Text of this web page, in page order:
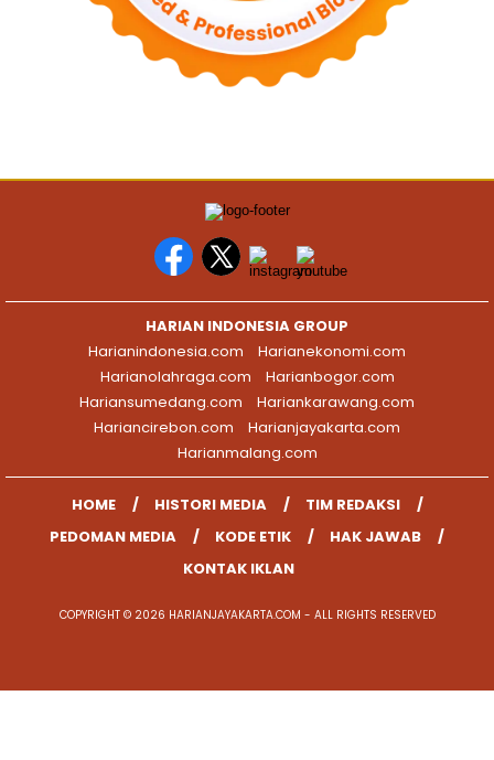
HARIAN INDONESIA GROUP
Harianindonesia.com
Harianekonomi.com
Harianolahraga.com
Harianbogor.com
Hariansumedang.com
Hariankarawang.com
Hariancirebon.com
Harianjayakarta.com
Harianmalang.com
HOME HISTORI MEDIA
TIM REDAKSI
PEDOMAN MEDIA
KODE ETIK
HAK JAWAB
KONTAK IKLAN
COPYRIGHT © 2026 HARIANJAYAKARTA.COM - ALL RIGHTS RESERVED